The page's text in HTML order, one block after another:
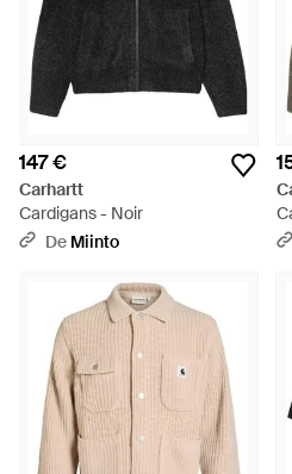
147 €
Carhartt
Cardigans - Noir
De Miinto